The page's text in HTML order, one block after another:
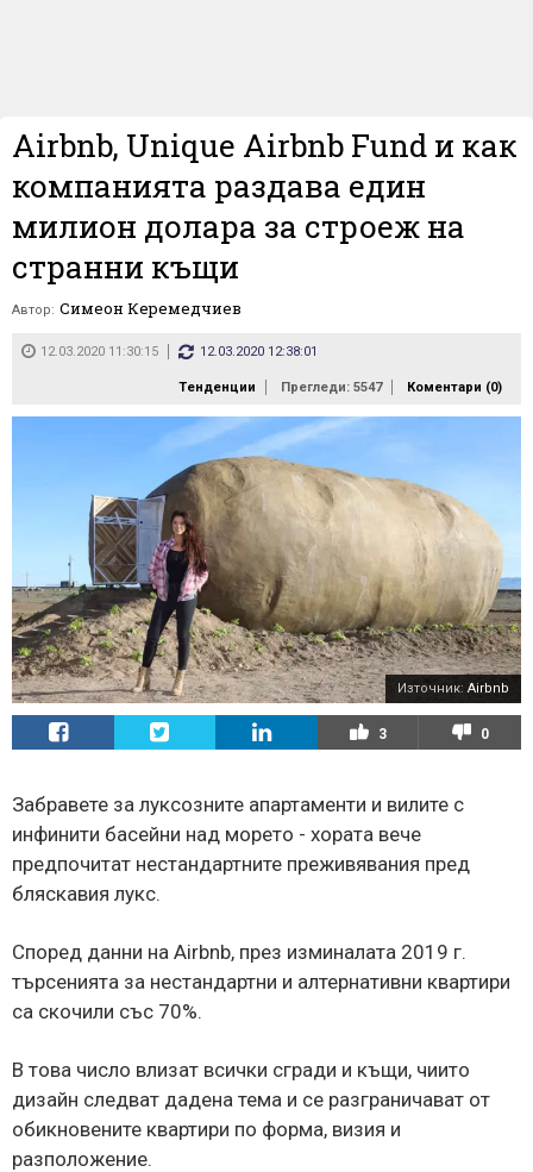
Airbnb, Unique Airbnb Fund и как
компанията раздава един
милион долара за строеж на
странни къщи
Автор: Симеон Керемедчиев
12.03.2020 11:30:15 12.03.2020 12:38:01
Тенденции Прегледи: 5547 Коментари (0)
Източник: Airbnb
3 0
Забравете за луксозните апартаменти и вилите с
инфинити басейни над морето - хората вече
предпочитат нестандартните преживявания пред
бляскавия лукс.
Според данни на Airbnb, през изминалата 2019 г.
търсенията за нестандартни и алтернативни квартири
са скочили със 70%.
В това число влизат всички сгради и къщи, чиито
дизайн следват дадена тема и се разграничават от
обикновените квартири по форма, визия и
разположение.